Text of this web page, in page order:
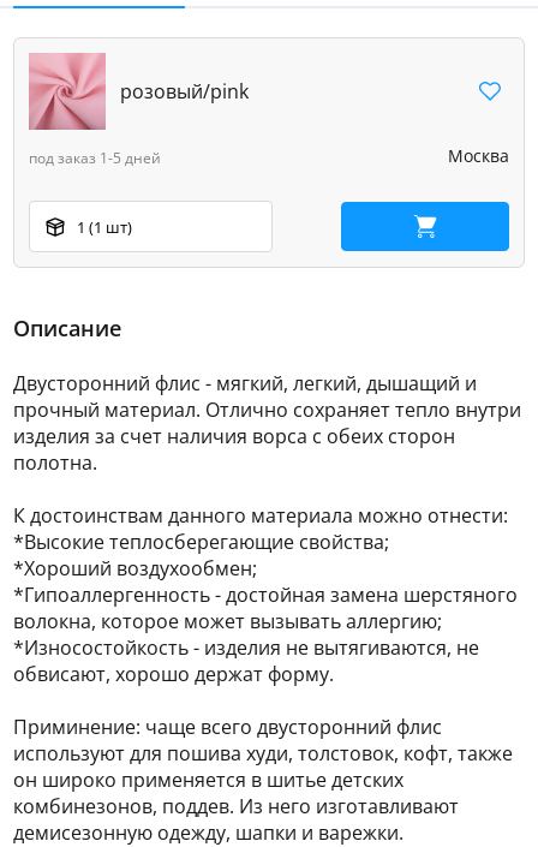
розовый/pink
Москва
под заказ 1-5 дней
1 (1 шт) В корзину
Описание
Двусторонний флис - мягкий, легкий, дышащий и
прочный материал. Отлично сохраняет тепло внутри
изделия за счет наличия ворса с обеих сторон
полотна.
К достоинствам данного материала можно отнести:
*Высокие теплосберегающие свойства;
*Хороший воздухообмен;
*Гипоаллергенность - достойная замена шерстяного
волокна, которое может вызывать аллергию;
*Износостойкость - изделия не вытягиваются, не
обвисают, хорошо держат форму.
Приминение: чаще всего двусторонний флис
используют для пошива худи, толстовок, кофт, также
он широко применяется в шитье детских
комбинезонов, поддев. Из него изготавливают
демисезонную одежду, шапки и варежки.